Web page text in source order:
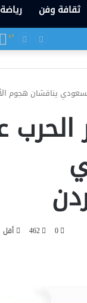
ثقافة وفن رياضة
يناقشان هجوم
الحرب
0
462